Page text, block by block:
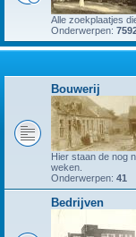
Alle zoekplaatjes
Onderwerpen:
Bouwerij
Hier staan de nog
weken.
Onderwerpen: 41
Bedrijven